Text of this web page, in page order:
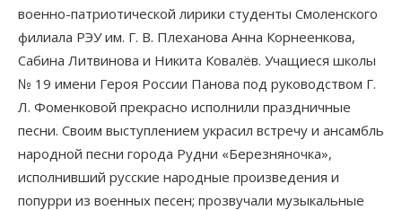
военно-патриотической лирики студенты Смоленского
филиала РЭУ им. Г. В. Плеханова Анна Корнеенкова,
Сабина Литвинова и Никита Ковалёв. Учащиеся школы
№ 19 имени Героя России Панова под руководством Г.
Л. Фоменковой прекрасно исполнили праздничные
песни. Своим выступлением украсил встречу и ансамбль
народной песни города Рудни «Березняночка»,
исполнивший русские народные произведения и
попурри из военных песен; прозвучали музыкальные